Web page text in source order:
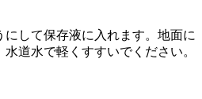
して保存液に入れます。地面に
道水で軽くすすいでください。
いほど